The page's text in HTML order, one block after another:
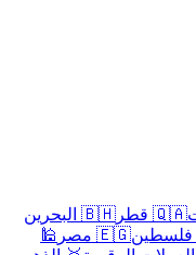
🇶🇦 قطر
🇧🇭 البحرين
🇪🇬 مصر
🕌